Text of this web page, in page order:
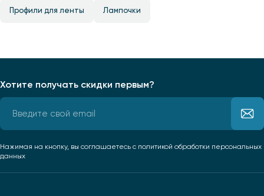
Профили для ленты Лампочки
Хотите получать скидки первым?
Нажимая на кнопку, вы соглашаетесь с политикой обработки персональных
данных